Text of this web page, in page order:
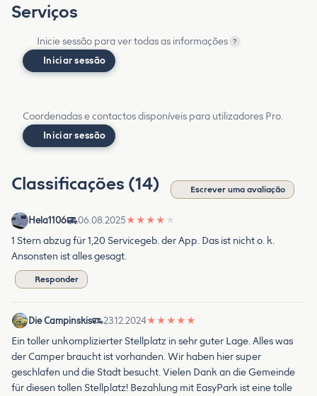
Serviços
Inicie sessão para ver todas as informações ?
Iniciar sessão
Coordenadas e contactos disponíveis para utilizadores Pro.
Iniciar sessão
Classificações (14) Escrever uma avaliação
Hela1106 06.08.2025★ ★ ★ ★ ★
1 Stern abzug für 1,20 Servicegeb. der App. Das ist nicht o. k.
Ansonsten ist alles gesagt.
Responder
Die Campinskis 23.12.2024★ ★ ★ ★ ★
Ein toller unkomplizierter Stellplatz in sehr guter Lage. Alles was
der Camper braucht ist vorhanden. Wir haben hier super
geschlafen und die Stadt besucht. Vielen Dank an die Gemeinde
für diesen tollen Stellplatz! Bezahlung mit EasyPark ist eine tolle